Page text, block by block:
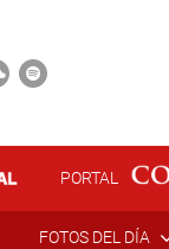
PORTAL
FOTOS DEL DÍA